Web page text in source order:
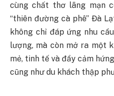
cùng chất thơ lãng mạn
“thiên đường cà phê” Đà
không chỉ đáp ứng nhu
lượng, mà còn mở ra một
mẻ, tinh tế và đầy cảm
cũng như du khách thập